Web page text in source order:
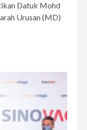
Datuk Mohd
Urusan (MD)